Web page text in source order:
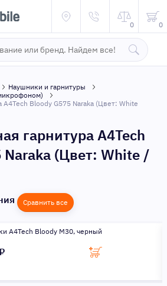
0 0
Наушники и гарнитуры
A4Tech Bloody G575 Naraka (Цвет: White
гарнитура A4Tech
Naraka (Цвет: White /
Сравнить все
A4Tech Bloody M30, черный